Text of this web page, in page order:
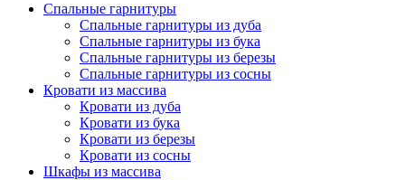
Спальные гарнитуры
Спальные гарнитуры из дуба
Спальные гарнитуры из бука
Спальные гарнитуры из березы
Спальные гарнитуры из сосны
Кровати из массива
Кровати из дуба
Кровати из бука
Кровати из березы
Кровати из сосны
Шкафы из массива